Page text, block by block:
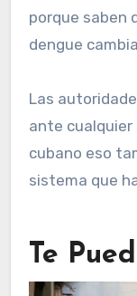
porque saben
dengue
Las
ante
cubano eso
sistema que
Te